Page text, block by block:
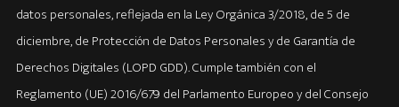
datos personales, reflejada en la Ley Orgánica 3/2018, de 5 de
diciembre, de Protección de Datos Personales y de Garantía de
Derechos Digitales (LOPD GDD). Cumple también con el
Reglamento (UE) 2016/679 del Parlamento Europeo y del Consejo